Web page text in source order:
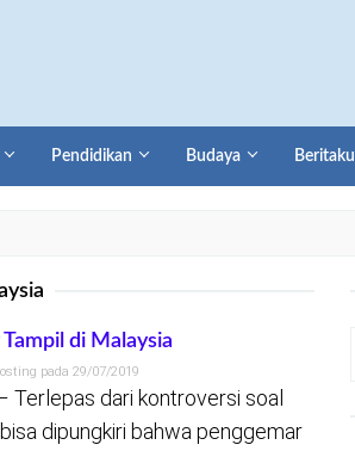
Pendidikan Budaya Beritaku
di Malaysia
pada 29/07/2019
Terlepas dari kontroversi soal
dipungkiri bahwa penggemar